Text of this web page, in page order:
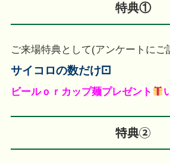
特典①
ご来場特典として(アンケートにご
サイコロの数だけ⚀
ビールｏｒカップ麺プレゼント
特典②